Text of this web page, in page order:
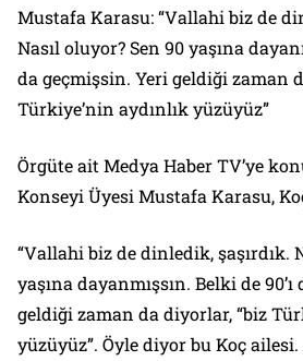
Mustafa Karasu: “Vallahi biz de
Nasıl oluyor? Sen 90 yaşına
da geçmişsin. Yeri geldiği zaman
Türkiye’nin aydınlık yüzüyüz”
Örgüte ait Medya Haber TV’ye
Konseyi Üyesi Mustafa Karasu,
“Vallahi biz de dinledik, şaşırdık.
yaşına dayanmışsın. Belki de
geldiği zaman da diyorlar, “biz
yüzüyüz”. Öyle diyor bu Koç